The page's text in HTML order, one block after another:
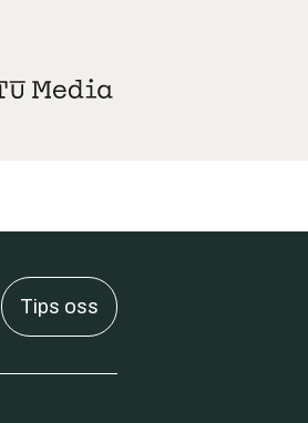
Tips oss